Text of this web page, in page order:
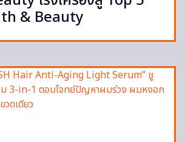
& Beauty